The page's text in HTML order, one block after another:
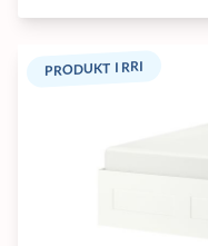
PRODUKT I RRI